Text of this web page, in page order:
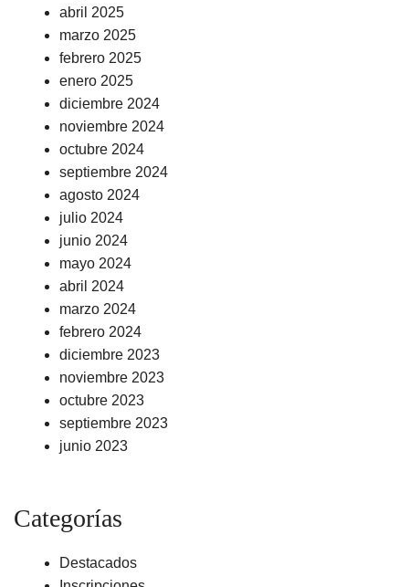
abril 2025
marzo 2025
febrero 2025
enero 2025
diciembre 2024
noviembre 2024
octubre 2024
septiembre 2024
agosto 2024
julio 2024
junio 2024
mayo 2024
abril 2024
marzo 2024
febrero 2024
diciembre 2023
noviembre 2023
octubre 2023
septiembre 2023
junio 2023
Categorías
Destacados